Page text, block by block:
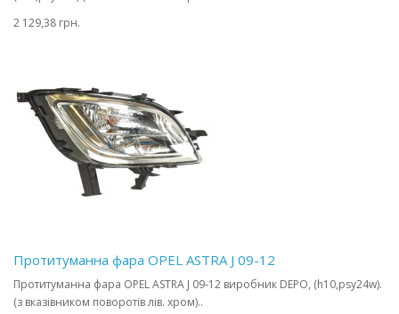
2 129,38 грн.
Протитуманна фара OPEL ASTRA J 09-12
Протитуманна фара OPEL ASTRA J 09-12 виробник DEPO, (h10,psy24w).
(з вказівником поворотів лів. хром)..